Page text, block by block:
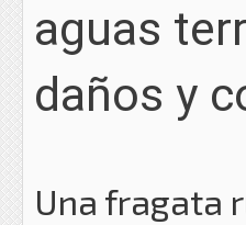
aguas
daños y
Una fragata